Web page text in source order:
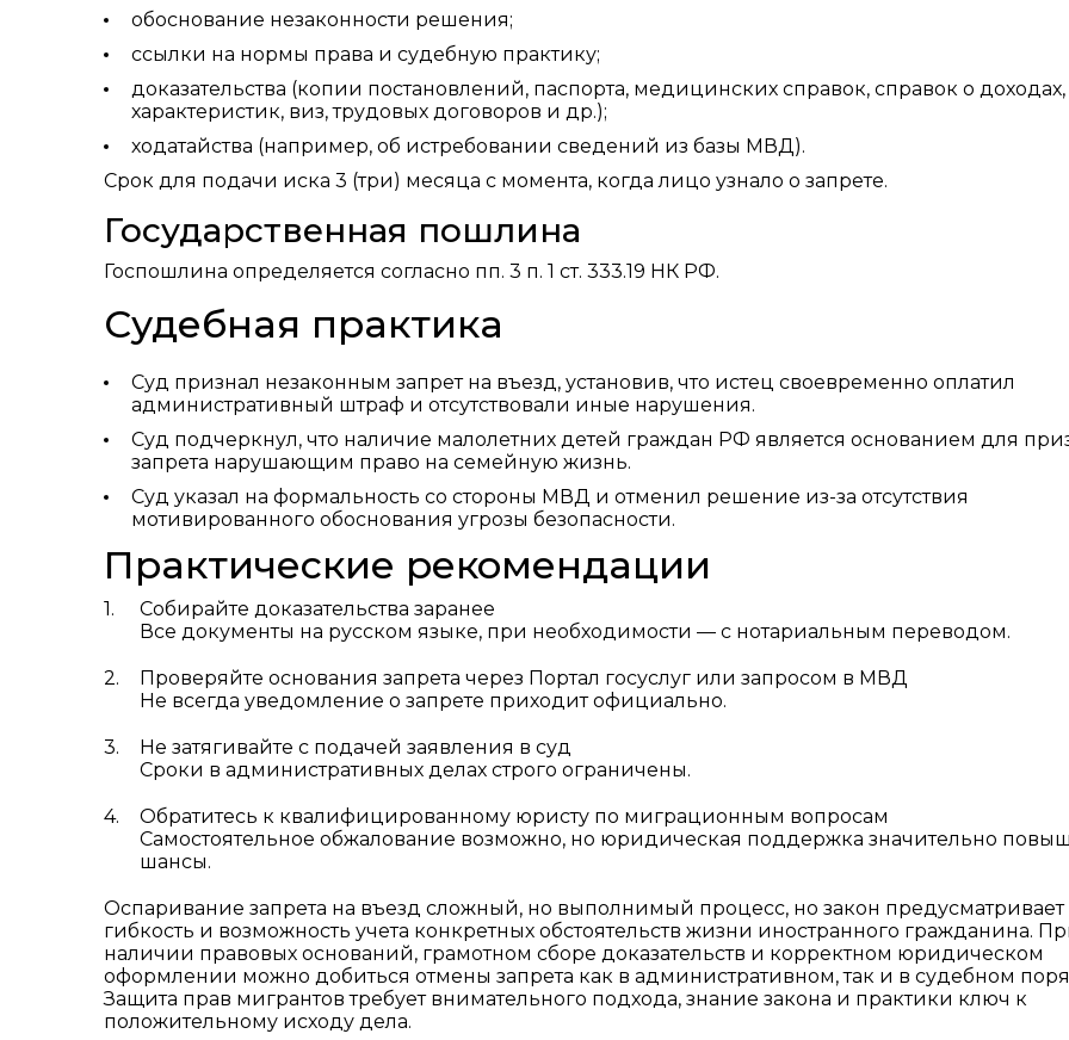
обоснование незаконности решения;
ссылки на нормы права и судебную практику;
доказательства (копии постановлений, паспорта, медицинских справок, справок о доходах,
характеристик, виз, трудовых договоров и др.);
ходатайства (например, об истребовании сведений из базы МВД).
Срок для подачи иска 3 (три) месяца с момента, когда лицо узнало о запрете.
Государственная пошлина
Госпошлина определяется согласно пп. 3 п. 1 ст. 333.19 НК РФ.
Судебная практика
Суд признал незаконным запрет на въезд, установив, что истец своевременно оплатил
административный штраф и отсутствовали иные нарушения.
Суд подчеркнул, что наличие малолетних детей граждан РФ является основанием для
запрета нарушающим право на семейную жизнь.
Суд указал на формальность со стороны МВД и отменил решение из-за отсутствия
мотивированного обоснования угрозы безопасности.
Практические рекомендации
Собирайте доказательства заранее
Все документы на русском языке, при необходимости — с нотариальным переводом.
Проверяйте основания запрета через Портал госуслуг или запросом в МВД
Не всегда уведомление о запрете приходит официально.
Не затягивайте с подачей заявления в суд
Сроки в административных делах строго ограничены.
Обратитесь к квалифицированному юристу по миграционным вопросам
Самостоятельное обжалование возможно, но юридическая поддержка значительно
шансы.
Оспаривание запрета на въезд сложный, но выполнимый процесс, но закон предусматривает
гибкость и возможность учета конкретных обстоятельств жизни иностранного гражданина.
наличии правовых оснований, грамотном сборе доказательств и корректном юридическом
оформлении можно добиться отмены запрета как в административном, так и в судебном
Защита прав мигрантов требует внимательного подхода, знание закона и практики ключ к
положительному исходу дела.